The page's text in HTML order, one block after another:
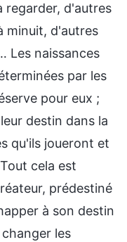
regarder, d'autres
minuit, d'autres
Les naissances
par les
pour eux ;
destin dans la
qu'ils joueront et
cela est
prédestiné
à son destin
les